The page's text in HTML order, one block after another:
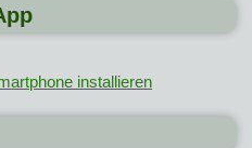
installieren